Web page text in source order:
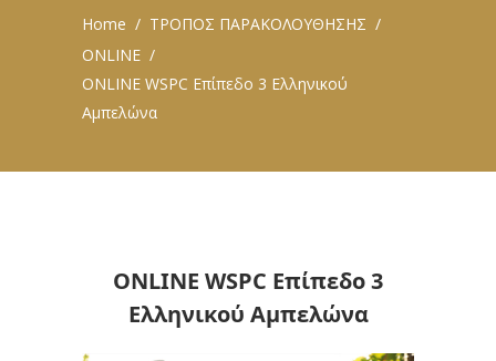
Home / ΤΡΟΠΟΣ ΠΑΡΑΚΟΛΟΥΘΗΣΗΣ /
ONLINE /
ONLINE WSPC Επίπεδο 3 Ελληνικού
Αμπελώνα
ONLINE WSPC Επίπεδο 3
Ελληνικού Αμπελώνα